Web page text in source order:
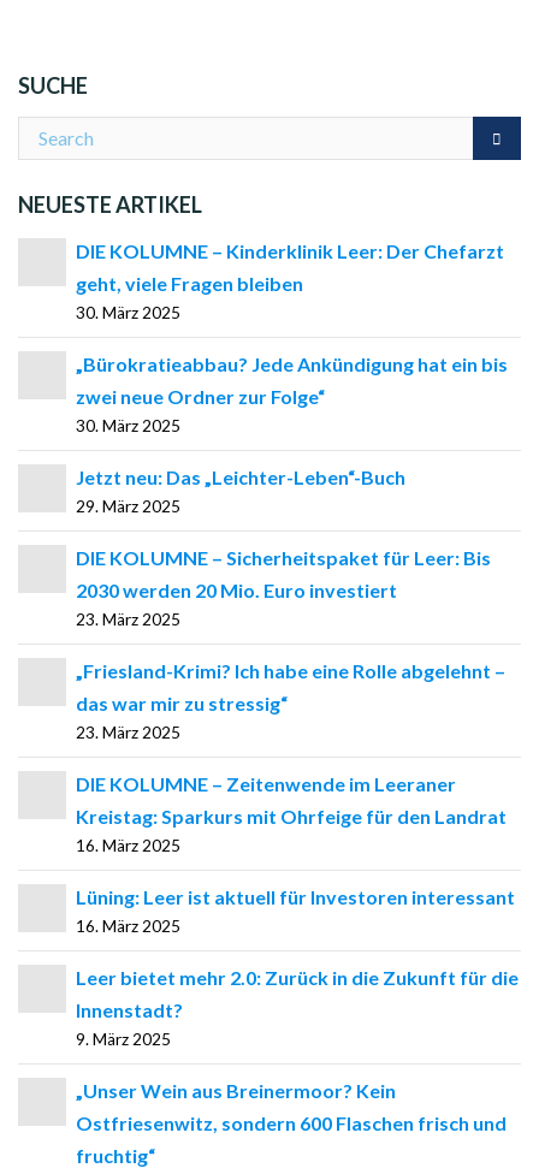
SUCHE
NEUESTE ARTIKEL
DIE KOLUMNE – Kinderklinik Leer: Der Chefarzt
geht, viele Fragen bleiben
30. März 2025
„Bürokratieabbau? Jede Ankündigung hat ein bis
zwei neue Ordner zur Folge“
30. März 2025
Jetzt neu: Das „Leichter-Leben“-Buch
29. März 2025
DIE KOLUMNE – Sicherheitspaket für Leer: Bis
2030 werden 20 Mio. Euro investiert
23. März 2025
„Friesland-Krimi? Ich habe eine Rolle abgelehnt –
das war mir zu stressig“
23. März 2025
DIE KOLUMNE – Zeitenwende im Leeraner
Kreistag: Sparkurs mit Ohrfeige für den Landrat
16. März 2025
Lüning: Leer ist aktuell für Investoren interessant
16. März 2025
Leer bietet mehr 2.0: Zurück in die Zukunft für die
Innenstadt?
9. März 2025
„Unser Wein aus Breinermoor? Kein
Ostfriesenwitz, sondern 600 Flaschen frisch und
fruchtig“